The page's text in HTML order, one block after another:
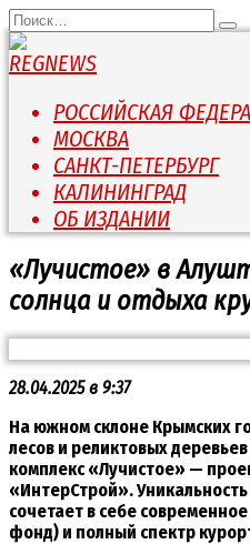
Перейти
к
содержанию
Search
for:
РОССИЙСКАЯ
МОСКВА
САНКТ-ПЕТЕРБУРГ
КАЛИНИНГРАД
ОБ ИЗДАНИИ
«Лучистое» в
солнца и отдыха
28.04.2025 в 9:37
На южном склоне Крымских
лесов и реликтовых
комплекс «Лучистое» —
«ИнтерСтрой».
сочетает в себе
фонд) и полный спектр